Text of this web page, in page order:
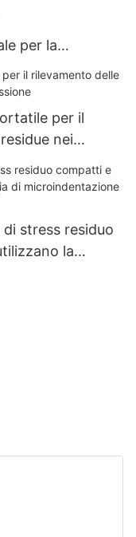
per la
stress -
per il
nei
stress residuo
la